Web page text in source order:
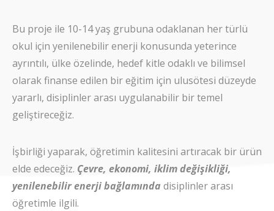
Bu proje ile 10-14 yaş grubuna odaklanan her türlü
okul için yenilenebilir enerji konusunda yeterince
ayrıntılı, ülke özelinde, hedef kitle odaklı ve bilimsel
olarak finanse edilen bir eğitim için ulusötesi düzeyde
yararlı, disiplinler arası uygulanabilir bir temel
geliştireceğiz.
İşbirliği yaparak, öğretimin kalitesini artıracak bir ürün
elde edeceğiz. Çevre, ekonomi, iklim değişikliği,
yenilenebilir enerji bağlamında disiplinler arası
öğretimle ilgili.